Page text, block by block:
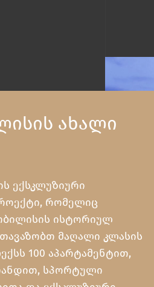
ᲐᲮᲐᲚᲘ
ექსკლუზიური
რომელიც
ისტორიულ
მაღალი კლასის
100 აპარტამენტით,
სპორტული